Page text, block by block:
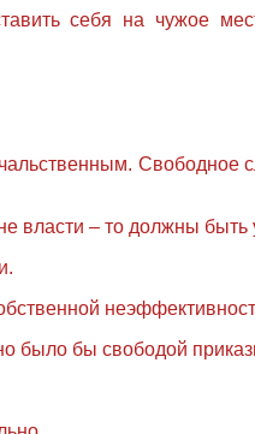
себя на чужое
Свободное
власти – то должны
было бы свободой